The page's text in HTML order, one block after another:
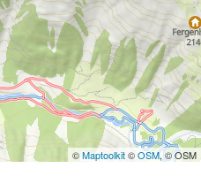
©Maptoolkit©OSM, © OSM